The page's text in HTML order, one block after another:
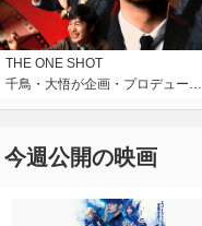
THE ONE SHOT
千鳥・大悟が企画・プロデュー…
今週公開の映画